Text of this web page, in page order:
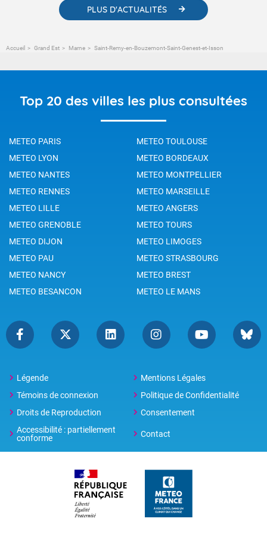
PLUS D'ACTUALITÉS
Accueil Grand Est Marne Saint-Remy-en-Bouzemont-Saint-Genest-et-Isson
Top 20 des villes les plus consultées
METEO PARIS
METEO TOULOUSE
METEO LYON
METEO BORDEAUX
METEO NANTES
METEO MONTPELLIER
METEO RENNES
METEO MARSEILLE
METEO LILLE
METEO ANGERS
METEO GRENOBLE
METEO TOURS
METEO DIJON
METEO LIMOGES
METEO PAU
METEO STRASBOURG
METEO NANCY
METEO BREST
METEO BESANCON
METEO LE MANS
Légende
Mentions Légales
Témoins de connexion
Politique de Confidentialité
Droits de Reproduction
Consentement
Accessibilité : partiellement
conforme
Contact